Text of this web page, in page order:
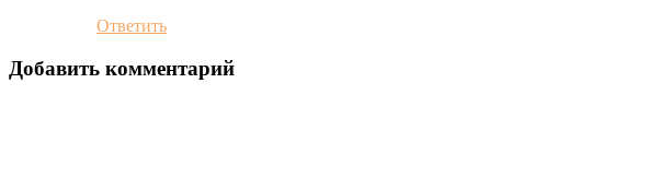
Ответить
Добавить комментарий